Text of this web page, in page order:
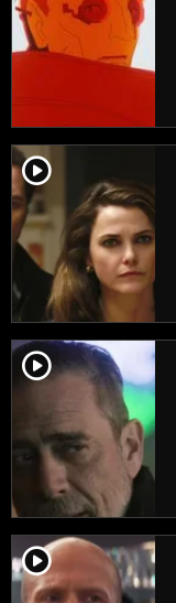
player2
player2
player2